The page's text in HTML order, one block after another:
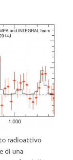
radioattivo
di una